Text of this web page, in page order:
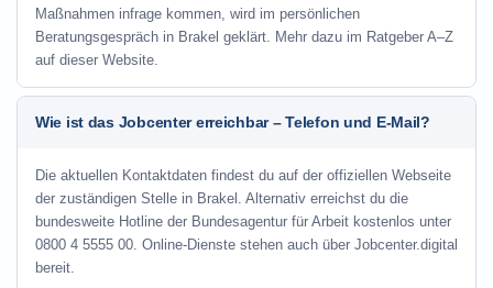
Maßnahmen infrage kommen, wird im persönlichen
Beratungsgespräch in Brakel geklärt. Mehr dazu im Ratgeber A–Z
auf dieser Website.
Wie ist das Jobcenter erreichbar – Telefon und E-Mail?
Die aktuellen Kontaktdaten findest du auf der offiziellen Webseite
der zuständigen Stelle in Brakel. Alternativ erreichst du die
bundesweite Hotline der Bundesagentur für Arbeit kostenlos unter
0800 4 5555 00. Online-Dienste stehen auch über Jobcenter.digital
bereit.